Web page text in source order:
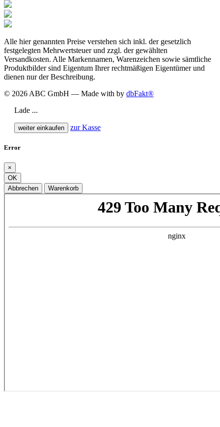
Alle hier genannten Preise verstehen sich inkl. der gesetzlich
festgelegten Mehrwertsteuer und zzgl. der gewählten
Versandkosten. Alle Markennamen, Warenzeichen sowie sämtliche
Produktbilder sind Eigentum Ihrer rechtmäßigen Eigentümer und
dienen nur der Beschreibung.
© 2026 ABC GmbH — Made with by dbFakt®
Lade ...
weiter einkaufen zur Kasse
Error
×
OK
Abbrechen
Warenkorb